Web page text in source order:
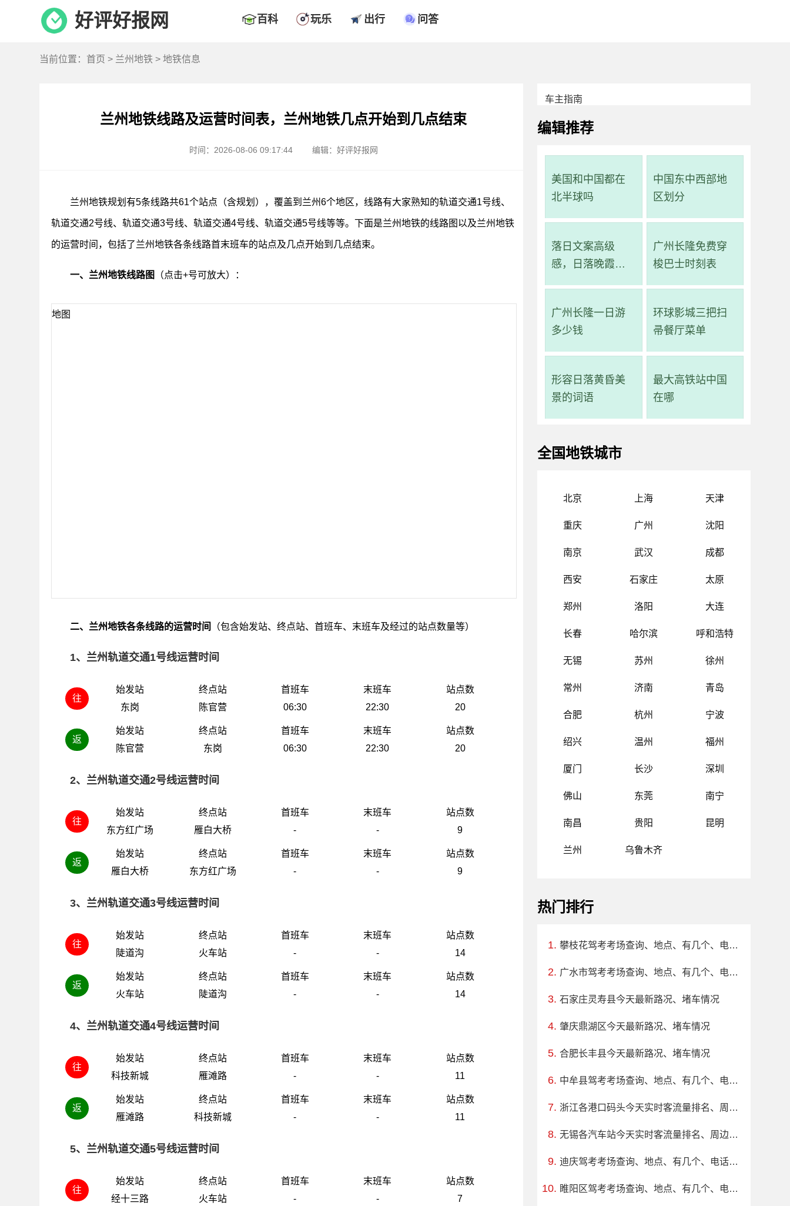
好评好报网 百科 玩乐 出行 问答
当前位置： 首页 > 兰州地铁 > 地铁信息
兰州地铁线路及运营时间表，兰州地铁几点开始到几点结束
时间：2026-08-06 09:17:44 编辑：好评好报网
兰州地铁规划有5条线路共61个站点（含规划），覆盖到兰州6个地区，线路有大家熟知的轨道交通1号线、
轨道交通2号线、轨道交通3号线、轨道交通4号线、轨道交通5号线等等。下面是兰州地铁的线路图以及兰州地铁
的运营时间，包括了兰州地铁各条线路首末班车的站点及几点开始到几点结束。
一、兰州地铁线路图 （点击+号可放大）：
地图
二、兰州地铁各条线路的运营时间 （包含始发站、终点站、首班车、末班车及经过的站点数量等）
1、兰州轨道交通1号线运营时间
往
始发站
东岗
终点站
陈官营
首班车
06:30
末班车
22:30
站点数
20
返
始发站
陈官营
终点站
东岗
首班车
06:30
末班车
22:30
站点数
20
2、兰州轨道交通2号线运营时间
往
始发站
东方红广场
终点站
雁白大桥
首班车
-
末班车
-
站点数
9
返
始发站
雁白大桥
终点站
东方红广场
首班车
-
末班车
-
站点数
9
3、兰州轨道交通3号线运营时间
往
始发站
陡道沟
终点站
火车站
首班车
-
末班车
-
站点数
14
返
始发站
火车站
终点站
陡道沟
首班车
-
末班车
-
站点数
14
4、兰州轨道交通4号线运营时间
往
始发站
科技新城
终点站
雁滩路
首班车
-
末班车
-
站点数
11
返
始发站
雁滩路
终点站
科技新城
首班车
-
末班车
-
站点数
11
5、兰州轨道交通5号线运营时间
往
始发站
经十三路
终点站
火车站
首班车
-
末班车
-
站点数
7
车主指南
编辑推荐
美国和中国都在
北半球吗
中国东中西部地
区划分
落日文案高级
感，日落晚霞的
广州长隆免费穿
梭巴士时刻表
广州长隆一日游
多少钱
环球影城三把扫
帚餐厅菜单
形容日落黄昏美
景的词语
最大高铁站中国
在哪
全国地铁城市
北京 上海 天津
重庆 广州 沈阳
南京 武汉 成都
西安 石家庄 太原
郑州 洛阳 大连
长春 哈尔滨 呼和浩特
无锡 苏州 徐州
常州 济南 青岛
合肥 杭州 宁波
绍兴 温州 福州
厦门 长沙 深圳
佛山 东莞 南宁
南昌 贵阳 昆明
兰州 乌鲁木齐
热门排行
攀枝花驾考考场查询、地点、有几个、电话、上班时间
广水市驾考考场查询、地点、有几个、电话、上班时间
石家庄灵寿县今天最新路况、堵车情况
肇庆鼎湖区今天最新路况、堵车情况
合肥长丰县今天最新路况、堵车情况
中牟县驾考考场查询、地点、有几个、电话、上班时间
浙江各港口码头今天实时客流量排名、周边路况
无锡各汽车站今天实时客流量排名、周边路况
迪庆驾考考场查询、地点、有几个、电话、上班时间
睢阳区驾考考场查询、地点、有几个、电话、上班时间